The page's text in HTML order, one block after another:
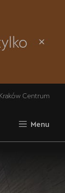
Centrum
Menu